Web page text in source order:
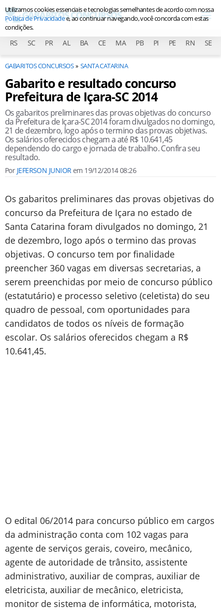
RS SC PR AL BA CE MA PB PI PE RN SE
GABARITOS CONCURSOS SANTA CATARINA
Gabarito e resultado concurso
Prefeitura de Içara-SC 2014
Os gabaritos preliminares das provas objetivas do concurso
da Prefeitura de Içara-SC 2014 foram divulgados no domingo,
21 de dezembro, logo após o termino das provas objetivas.
Os salários oferecidos chegam a até R$ 10.641,45
dependendo do cargo e jornada de trabalho. Confira seu
resultado.
Por JEFERSON JUNIORem 19/12/2014 08:26
Os gabaritos preliminares das provas objetivas do
concurso da Prefeitura de Içara no estado de
Santa Catarina foram divulgados no domingo, 21
de dezembro, logo após o termino das provas
objetivas. O concurso tem por finalidade
preencher 360 vagas em diversas secretarias, a
serem preenchidas por meio de concurso público
(estatutário) e processo seletivo (celetista) do seu
quadro de pessoal, com oportunidades para
candidatos de todos os níveis de formação
escolar. Os salários oferecidos chegam a R$
10.641,45.
O edital 06/2014 para concurso público em cargos
da administração conta com 102 vagas para
agente de serviços gerais, coveiro, mecânico,
agente de autoridade de trânsito, assistente
administrativo, auxiliar de compras, auxiliar de
eletricista, auxiliar de mecânico, eletricista,
monitor de sistema de informática, motorista,
Utilizamos cookies essenciais e tecnologias semelhantes de acordo com nossa
Política de Privacidadee, ao continuar navegando, você concorda com estas
condições.